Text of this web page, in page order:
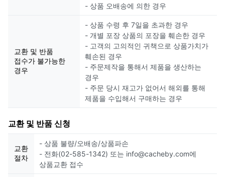
- 상품 오배송에 의한 경우
교환 및 반품
접수가 불가능한
경우
- 상품 수령 후 7일을 초과한 경우
- 개별 포장 상품의 포장을 훼손한 경우
- 고객의 고의적인 귀책으로 상품가치가
훼손된 경우
- 주문제작을 통해서 제품을 생산하는
경우
- 주문 당시 재고가 없어서 해외를 통해
제품을 수입해서 구매하는 경우
교환 및 반품 신청
교환
절차
- 상품 불량/오배송/상품파손
- 전화(02-585-1342) 또는 info@cacheby.com에
상품교환 접수